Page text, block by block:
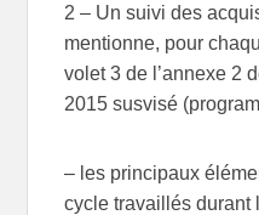
2 – Un suivi des
mentionne, pour
volet 3 de l’annexe 2
2015 susvisé
– les principaux
cycle travaillés durant